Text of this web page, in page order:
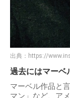
出典： https://
過去にはマーベ
マーベル作品と
マン」など、ア